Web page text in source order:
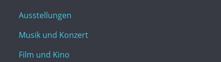
Ausstellungen
Musik und Konzert
Film und Kino